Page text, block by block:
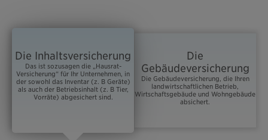
Die Inhaltsversicherung
Das ist sozusagen die „Hausrat-
Versicherung“ für Ihr Unternehmen, in
der sowohl das Inventar (z. B Geräte)
als auch der Betriebsinhalt (z. B Tier,
Vorräte) abgesichert sind.
Die
Gebäudeversicherung
Die Gebäudeversicherung, die Ihren
landwirtschaftlichen Betrieb,
Wirtschaftsgebäude und Wohngebäude
absichert.